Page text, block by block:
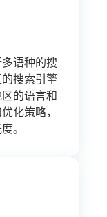
语种的搜
搜索引擎
的语言和
化策略，
。